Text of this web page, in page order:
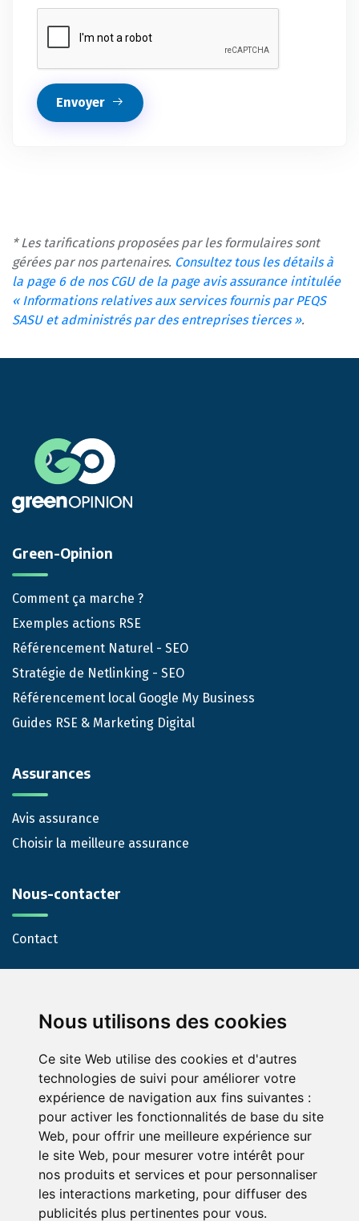
Nous utilisons des cookies
Ce site Web utilise des cookies et d'autres
technologies de suivi pour améliorer votre
expérience de navigation aux fins suivantes :
pour activer les fonctionnalités de base du site
Web, pour offrir une meilleure expérience sur
le site Web, pour mesurer votre intérêt pour
nos produits et services et pour personnaliser
les interactions marketing, pour diffuser des
publicités plus pertinentes pour vous.
Envoyer
* Les tarifications proposées par les formulaires sont
gérées par nos partenaires. Consultez tous les détails à
la page 6 de nos CGU de la page avis assurance intitulée
« Informations relatives aux services fournis par PEQS
SASU et administrés par des entreprises tierces ».
Green-Opinion
Comment ça marche ?
Exemples actions RSE
Référencement Naturel - SEO
Stratégie de Netlinking - SEO
Référencement local Google My Business
Guides RSE & Marketing Digital
Assurances
Avis assurance
Choisir la meilleure assurance
Nous-contacter
Contact
© Green-Opinion — Toute reproduction est interdite
Mentions légales
Conditions générales de services
Conditions générales d'utilisation pour les professionnels
abonnés au service Green Opinion
Conditions générales d'utilisation de la page avis assurance
Politique de protection de la vie privée